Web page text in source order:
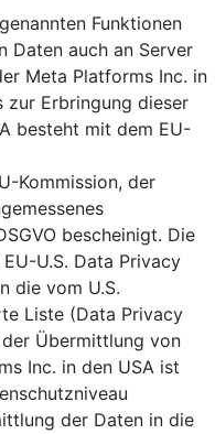
Funktionen
Daten auch an Server
Meta Platforms Inc. in
zur Erbringung dieser
besteht mit dem EU-
Kommission, der
bescheinigt. Die
U.S. Data Privacy
die vom U.S.
Liste (Data Privacy
Übermittlung von
Inc. in den USA ist
der Daten in die